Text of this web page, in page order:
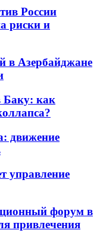
России
риски и
в Азербайджане
Баку: как
движение
управление
форум в
привлечения